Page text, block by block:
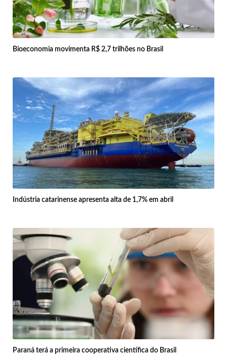
Bioeconomia movimenta R$ 2,7 trilhões no Brasil
Indústria catarinense apresenta alta de 1,7% em abril
Paraná terá a primeira cooperativa científica do Brasil